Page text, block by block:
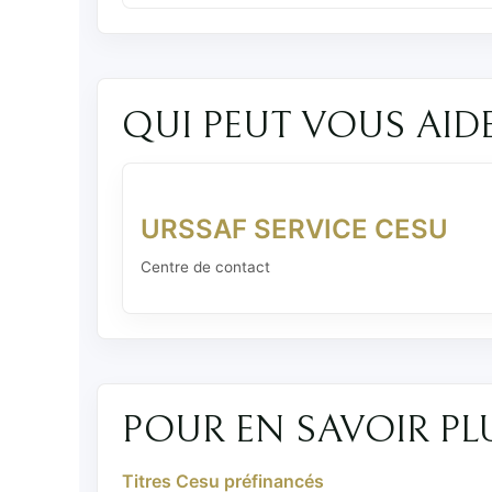
QUI PEUT VOUS
URSSAF SERVICE CESU
Centre de contact
POUR EN SAVOIR
Titres Cesu préfinancés